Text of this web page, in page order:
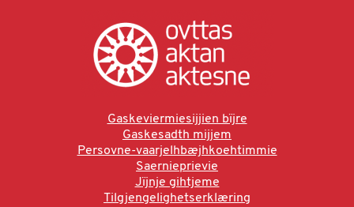
Gaskeviermiesijjien bïjre
Gaskesadth mijjem
Persovne-vaarjelhbæjhkoehtimmie
Saernieprievie
Jïjnje gihtjeme
Tilgjengelighetserklæring